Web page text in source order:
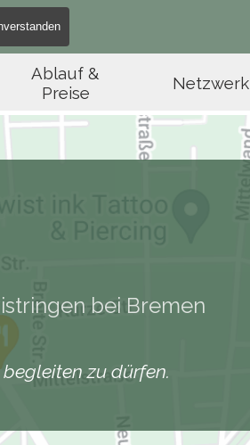
Ablauf &
Preise
Netzwerk
bei Bremen
zu dürfen.